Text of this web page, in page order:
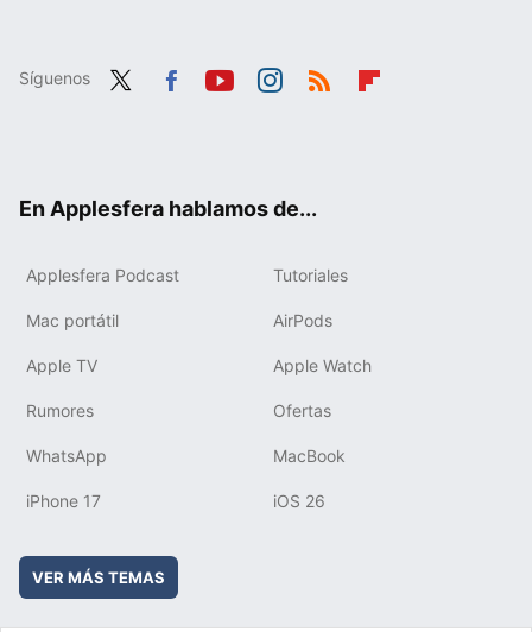
Síguenos
En Applesfera hablamos de...
Applesfera Podcast Tutoriales
Mac portátil AirPods
Apple TV Apple Watch
Rumores Ofertas
WhatsApp MacBook
iPhone 17 iOS 26
VER MÁS TEMAS